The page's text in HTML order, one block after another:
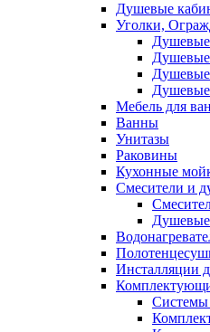
Душевые
Уголки,
Душевые
Душевые
Мебель для
Ванны
Унитазы
Раковины
Кухонные
Смесители и
Инсталляции
Системы